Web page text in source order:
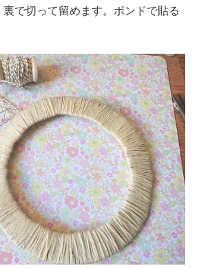
で切って留めます。ボンドで貼る